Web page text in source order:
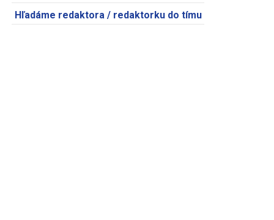
Hľadáme redaktora / redaktorku do tímu